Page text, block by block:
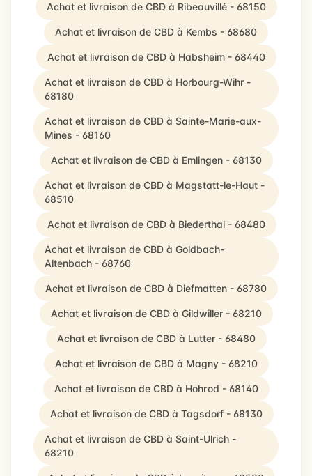
Achat et livraison de CBD à Ribeauvillé - 68150
Achat et livraison de CBD à Kembs - 68680
Achat et livraison de CBD à Habsheim - 68440
Achat et livraison de CBD à Horbourg-Wihr -
68180
Achat et livraison de CBD à Sainte-Marie-aux-
Mines - 68160
Achat et livraison de CBD à Emlingen - 68130
Achat et livraison de CBD à Magstatt-le-Haut -
68510
Achat et livraison de CBD à Biederthal - 68480
Achat et livraison de CBD à Goldbach-
Altenbach - 68760
Achat et livraison de CBD à Diefmatten - 68780
Achat et livraison de CBD à Gildwiller - 68210
Achat et livraison de CBD à Lutter - 68480
Achat et livraison de CBD à Magny - 68210
Achat et livraison de CBD à Hohrod - 68140
Achat et livraison de CBD à Tagsdorf - 68130
Achat et livraison de CBD à Saint-Ulrich -
68210